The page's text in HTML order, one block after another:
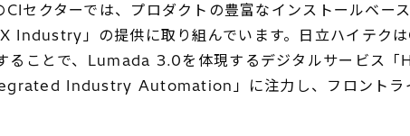
セクターでは、プロダクトの豊富なインストールベ
Industry」の提供に取り組んでいます。日立ハイテク
ことで、Lumada 3.0を体現するデジタルサービス
Industry Automation」に注力し、フロントラ